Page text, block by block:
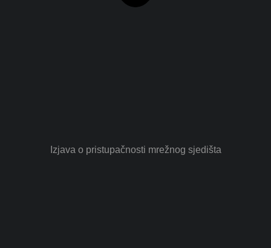
Izjava o pristupačnosti mrežnog sjedišta